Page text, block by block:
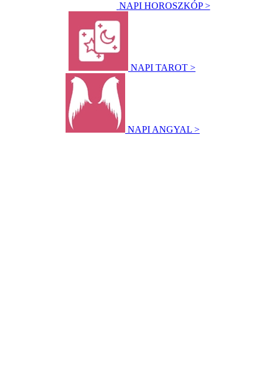
NAPI HOROSZKÓP >
NAPI TAROT >
NAPI ANGYAL >